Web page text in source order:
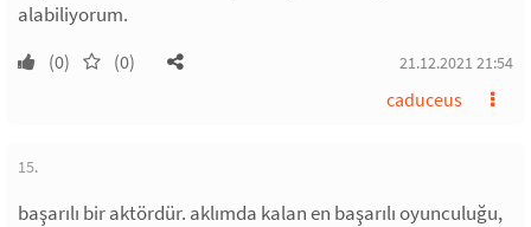
alabiliyorum.
(0) (0) 21.12.2021 21:54
caduceus
15.
başarılı bir aktördür. aklımda kalan en başarılı oyunculuğu,